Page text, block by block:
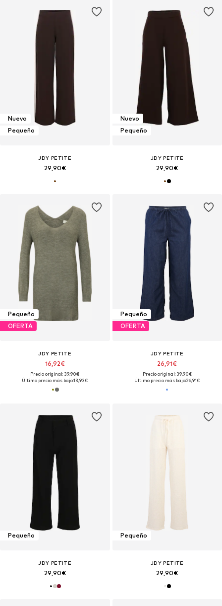
Nuevo
Pequeño
JDY PETITE
29,90€
Nuevo
Pequeño
JDY PETITE
29,90€
Pequeño
OFERTA
JDY PETITE
16,92€
Precio original: 39,90€
Último precio más bajo:13,93€
Pequeño
OFERTA
JDY PETITE
26,91€
Precio original: 39,90€
Último precio más bajo:26,91€
Pequeño
JDY PETITE
29,90€
Pequeño
JDY PETITE
29,90€